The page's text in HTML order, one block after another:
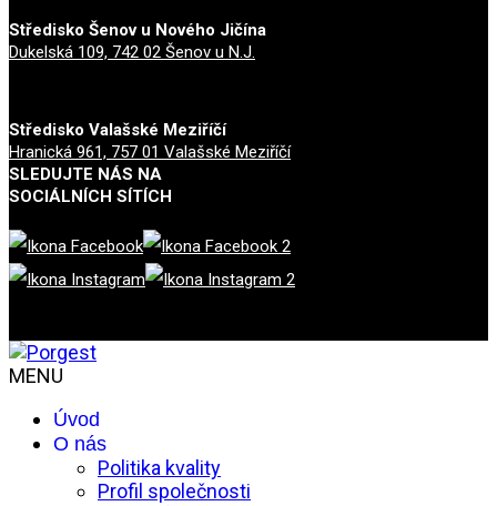
Středisko Šenov u Nového Jičína
Dukelská 109, 742 02 Šenov u N.J.
Středisko Valašské Meziříčí
Hranická 961, 757 01 Valašské Meziříčí
SLEDUJTE NÁS NA
SOCIÁLNÍCH SÍTÍCH
MENU
Úvod
O nás
Politika kvality
Profil společnosti